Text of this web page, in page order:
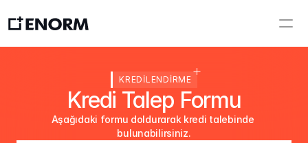
KREDİLENDİRME
Kredi Talep Formu
Aşağıdaki formu doldurarak kredi talebinde
bulunabilirsiniz.